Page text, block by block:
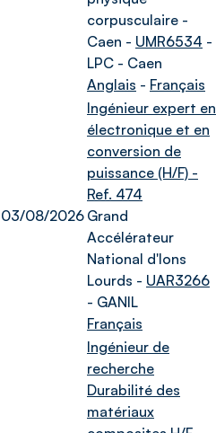
corpusculaire -
Caen - UMR6534 -
LPC - Caen
Anglais - Français
03/08/2026
Ingénieur expert en
électronique et en
conversion de
puissance (H/F) -
Ref. 474
Grand
Accélérateur
National d'Ions
Lourds - UAR3266
- GANIL
Français
Ingénieur de
recherche
Durabilité des
matériaux